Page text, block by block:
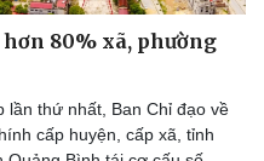
80% xã, phường
lần thứ nhất, Ban Chỉ đạo về
cấp huyện, cấp xã, tỉnh